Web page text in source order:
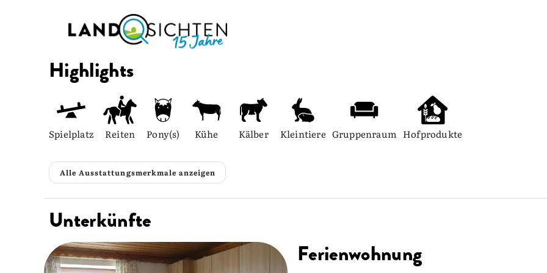
Highlights
Spielplatz Reiten Pony(s) Kühe Kälber Kleintiere Gruppenraum Hofprodukte
Alle Ausstattungsmerkmale anzeigen
Unterkünfte
Ferienwohnung